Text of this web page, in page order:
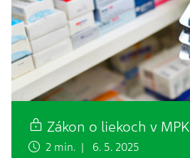
Zákon o liekoch v MPK
2 min. | 6. 5. 2025